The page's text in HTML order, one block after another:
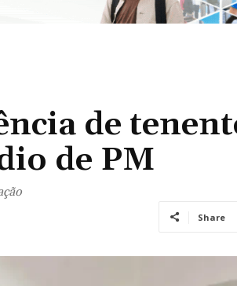
de
de PM
Share